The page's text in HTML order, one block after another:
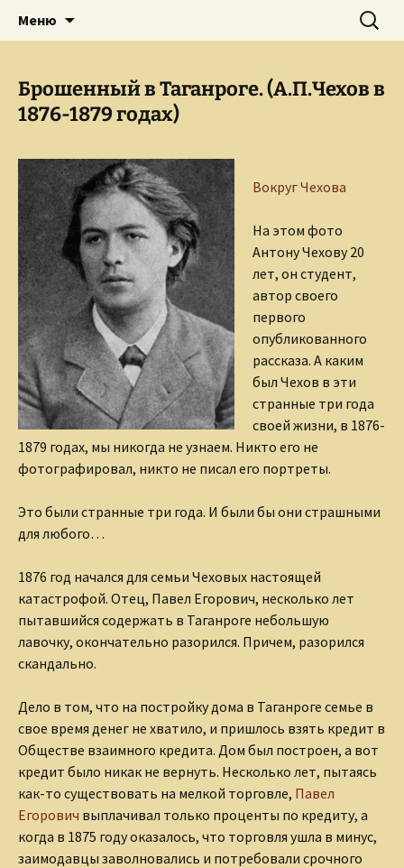
Сайт Ольги Грибановой
Творческое пространство писателя,
поэта, публициста, литературоведа
Меню Найти:
Брошенный в Таганроге. (А.П.Чехов в
1876-1879 годах)
Вокруг Чехова
На этом фото
Антону Чехову 20
лет, он студент,
автор своего
первого
опубликованного
рассказа. А каким
был Чехов в эти
странные три года
своей жизни, в 1876-
1879 годах, мы никогда не узнаем. Никто его не
фотографировал, никто не писал его портреты.
Это были странные три года. И были бы они страшными
для любого…
1876 год начался для семьи Чеховых настоящей
катастрофой. Отец, Павел Егорович, несколько лет
пытавшийся содержать в Таганроге небольшую
лавочку, окончательно разорился. Причем, разорился
скандально.
Дело в том, что на постройку дома в Таганроге семье в
свое время денег не хватило, и пришлось взять кредит в
Обществе взаимного кредита. Дом был построен, а вот
кредит было никак не вернуть. Несколько лет, пытаясь
как-то существовать на мелкой торговле, Павел
Егорович выплачивал только проценты по кредиту, а
когда в 1875 году оказалось, что торговля ушла в минус,
заимодавцы заволновались и потребовали срочного